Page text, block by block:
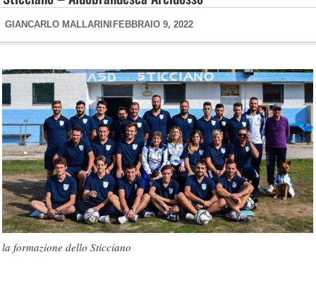
GIANCARLO MALLARINI FEBBRAIO 9, 2022
la formazione dello Sticciano